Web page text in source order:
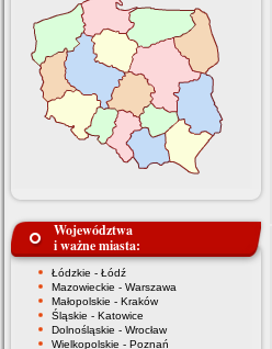
Województwa
i ważne miasta:
Łódzkie - Łódź
Mazowieckie - Warszawa
Małopolskie - Kraków
Śląskie - Katowice
Dolnośląskie - Wrocław
Wielkopolskie - Poznań